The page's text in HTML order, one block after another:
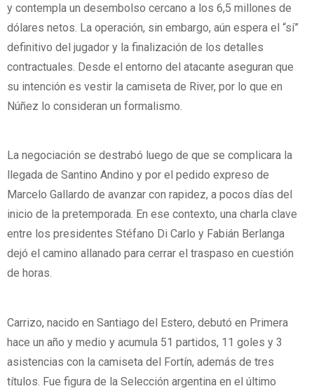
y contempla un desembolso cercano a los 6,5 millones de
dólares netos. La operación, sin embargo, aún espera el “sí”
definitivo del jugador y la finalización de los detalles
contractuales. Desde el entorno del atacante aseguran que
su intención es vestir la camiseta de River, por lo que en
Núñez lo consideran un formalismo.
La negociación se destrabó luego de que se complicara la
llegada de Santino Andino y por el pedido expreso de
Marcelo Gallardo de avanzar con rapidez, a pocos días del
inicio de la pretemporada. En ese contexto, una charla clave
entre los presidentes Stéfano Di Carlo y Fabián Berlanga
dejó el camino allanado para cerrar el traspaso en cuestión
de horas.
Carrizo, nacido en Santiago del Estero, debutó en Primera
hace un año y medio y acumula 51 partidos, 11 goles y 3
asistencias con la camiseta del Fortín, además de tres
títulos. Fue figura de la Selección argentina en el último